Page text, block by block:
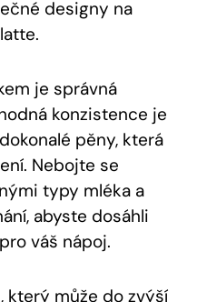
designy na
je ⁢správná
konzistence je
pěny, ​která⁣
Nebojte se
typy mléka a
abyste dosáhli
váš nápoj.
který může do zvýší